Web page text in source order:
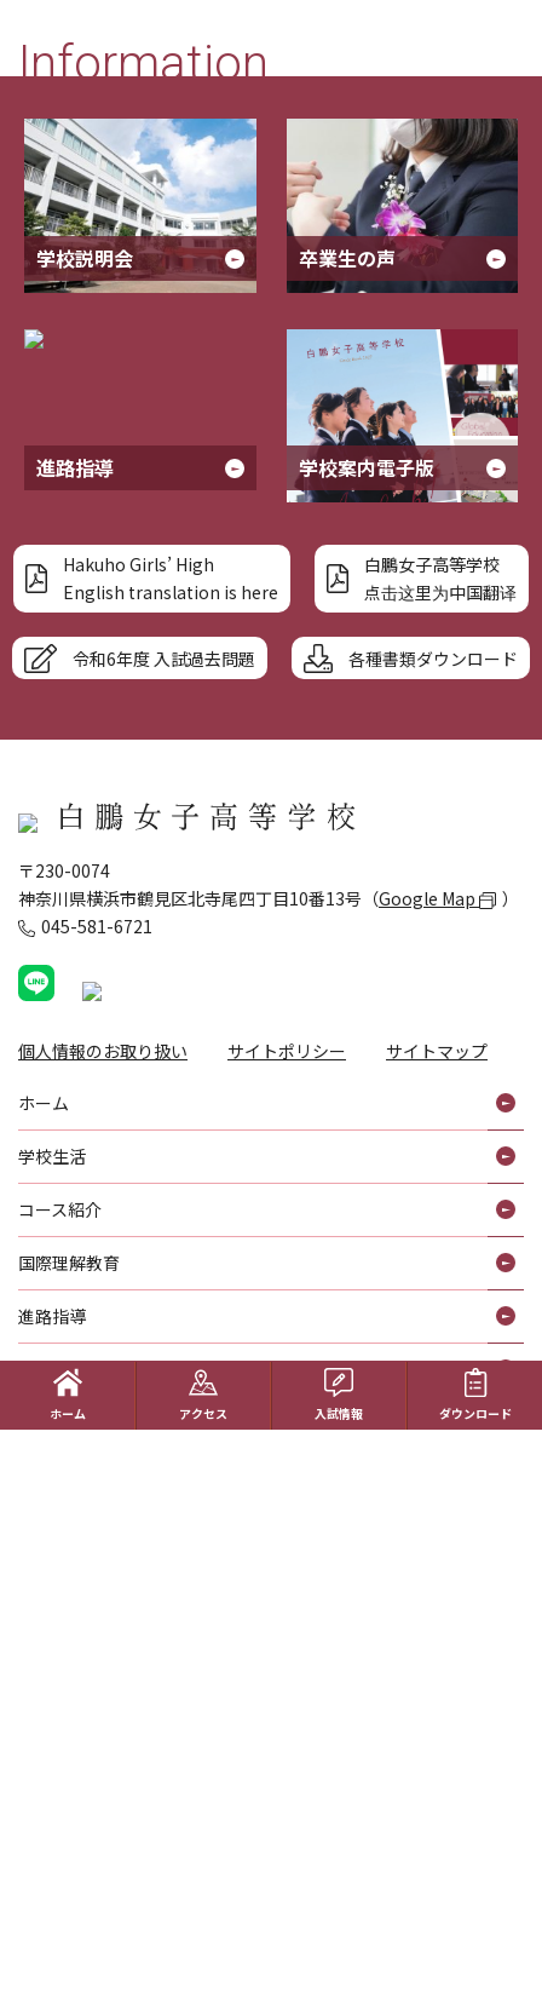
Information
学校説明会 卒業生の声
進路指導 学校案内電子版
Hakuho Girls’ High
English translation is here
白鵬女子高等学校
点击这里为中国翻译
令和6年度 入試過去問題 各種書類ダウンロード
〒230-0074
神奈川県横浜市鶴見区北寺尾四丁目10番13号（Google Map
）
045-581-6721
個人情報のお取り扱い サイトポリシー サイトマップ
ホーム
学校生活
コース紹介
国際理解教育
進路指導
受験生の方へ
帰国生の方へ
ホーム アクセス 入試情報 ダウンロード